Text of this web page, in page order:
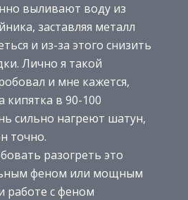
выливают воду из
заставляя металл
и из-за этого снизить
Лично я такой
и мне кажется,
кипятка в 90-100
сильно нагреют шатун,
точно.
разогреть это
феном или мощным
работе с феном